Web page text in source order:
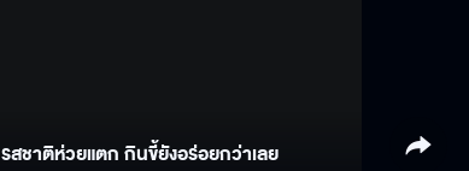
รสชาติห่วยแตก กินขี้ยังอร่อยกว่าเลย